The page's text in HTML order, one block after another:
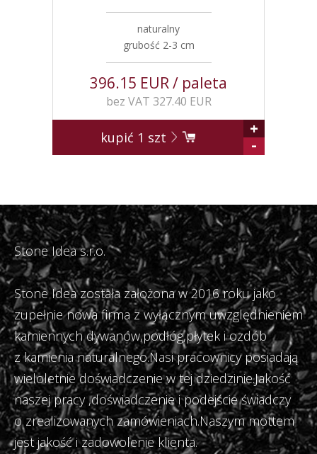
naturalny
grubość 2-3 cm
396.15 EUR / paleta
bez VAT 327.40 EUR
kupić 1 szt
+
-
Stone Idea s.r.o.
Stone Idea została założona w 2016 roku jako
zupełnie nowa firma z wyłącznym uwzględnieniem
kamiennych dywanów,podłóg,płytek i ozdób
z kamienia naturalnego.Nasi pracownicy posiadają
wieloletnie doświadczenie w tej dziedzinie.Jakość
naszej pracy ,doświadczenie i podejście świadczy
o zrealizowanych zamówieniach.Naszym mottem
jest jakość i zadowolenie klienta.